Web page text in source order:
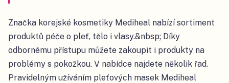
Značka korejské kosmetiky Mediheal nabízí sortiment
produktů péče o pleť, tělo i vlasy.&nbsp; Díky
odbornému přístupu můžete zakoupit i produkty na
problémy s pokožkou. V nabídce najdete několik řad.
Pravidelným užíváním pleťových masek Mediheal